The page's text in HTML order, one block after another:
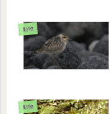
動物
動物